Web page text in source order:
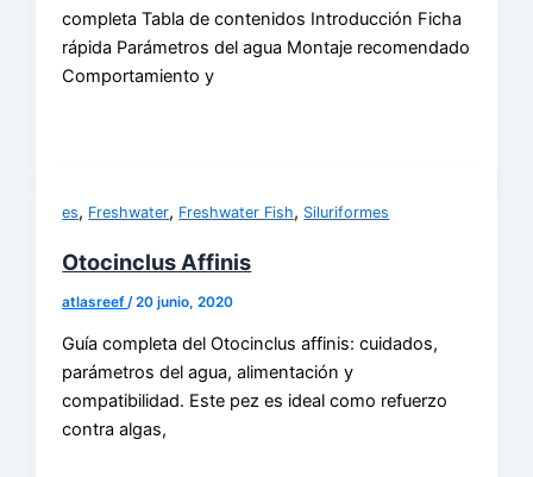
completa Tabla de contenidos Introducción Ficha
rápida Parámetros del agua Montaje recomendado
Comportamiento y
es, Freshwater, Freshwater Fish, Siluriformes
Otocinclus Affinis
atlasreef/20 junio, 2020
Guía completa del Otocinclus affinis: cuidados,
parámetros del agua, alimentación y
compatibilidad. Este pez es ideal como refuerzo
contra algas,